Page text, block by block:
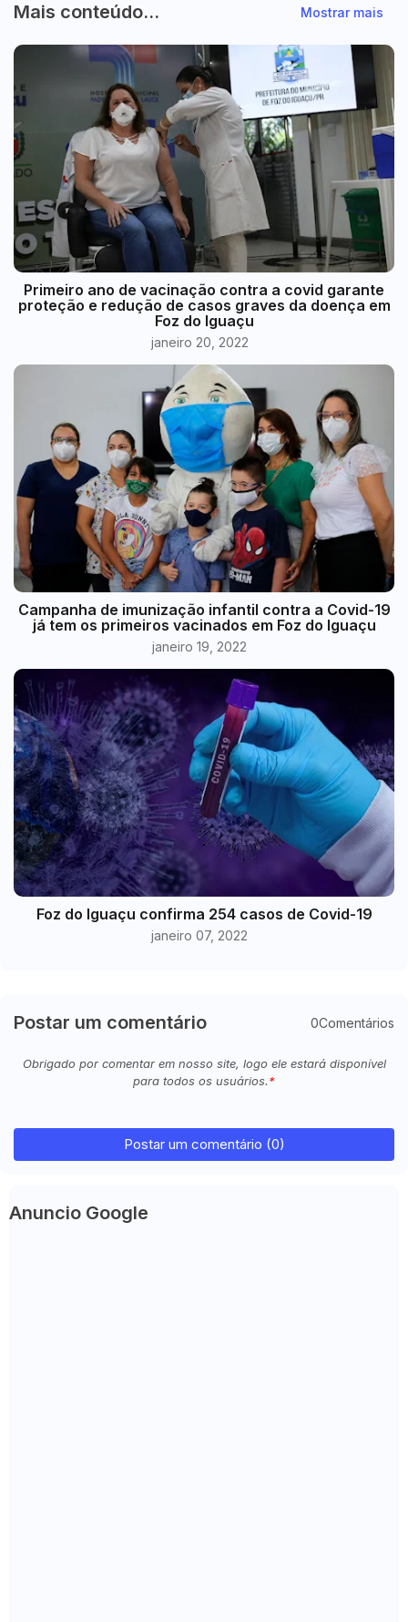
Mais conteúdo... Mostrar mais
Primeiro ano de vacinação contra a covid garante
proteção e redução de casos graves da doença em
Foz do Iguaçu
janeiro 20, 2022
Campanha de imunização infantil contra a Covid-19
já tem os primeiros vacinados em Foz do Iguaçu
janeiro 19, 2022
Foz do Iguaçu confirma 254 casos de Covid-19
janeiro 07, 2022
Postar um comentário 0Comentários
Obrigado por comentar em nosso site, logo ele estará disponível
para todos os usuários.
Postar um comentário (0)
Anuncio Google